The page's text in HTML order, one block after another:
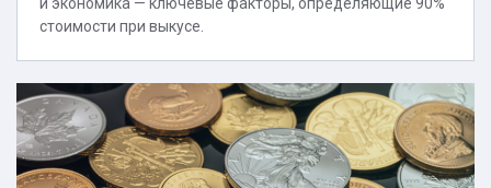
стоимости при выкусе.